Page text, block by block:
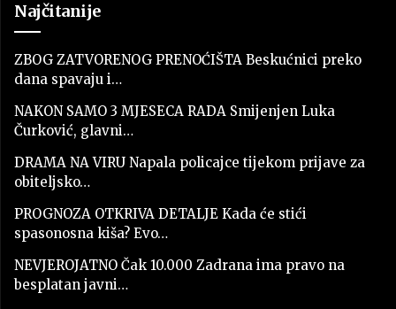
Najčitanije
ZBOG ZATVORENOG PRENOĆIŠTA Beskućnici preko
dana spavaju i…
NAKON SAMO 3 MJESECA RADA Smijenjen Luka
Čurković, glavni…
DRAMA NA VIRU Napala policajce tijekom prijave za
obiteljsko…
PROGNOZA OTKRIVA DETALJE Kada će stići
spasonosna kiša? Evo…
NEVJEROJATNO Čak 10.000 Zadrana ima pravo na
besplatan javni…